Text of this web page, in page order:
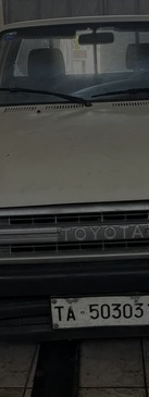
mentre nel 2008
altri
la Hilux usata
da lavoro da
ambita
si trova in
un'occhiata al